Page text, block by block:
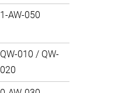
1-AW-050
QW-010 / QW-
020